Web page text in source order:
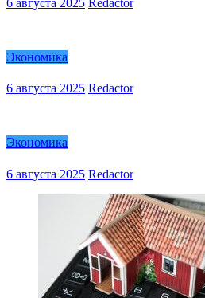
6 августа 2025 Redactor
Экономика
6 августа 2025 Redactor
Экономика
6 августа 2025 Redactor